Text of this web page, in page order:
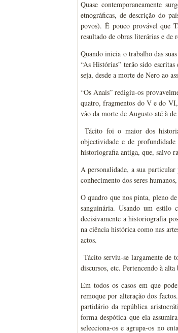
Quase contemporaneamente
etnográficas, de descrição do
povos). É pouco provável que
resultado de obras literárias e de
Quando inicia o trabalho das
“As Histórias” terão sido
seja, desde a morte de Nero ao
“Os Anais” redigiu-os
quatro, fragmentos do V e do
vão da morte de Augusto até à
Tácito foi o maior dos
objectividade e de
historiografia antiga, que, salvo
A personalidade, a sua
conhecimento dos seres
O quadro que nos pinta, pleno
sanguinária. Usando um estilo
decisivamente a historiografia
na ciência histórica como nas
actos.
Tácito serviu-se largamente de
discursos, etc. Pertencendo à
Em todos os casos em que
remoque por alteração dos
partidário da república
forma despótica que ela
selecciona-os e agrupa-os no